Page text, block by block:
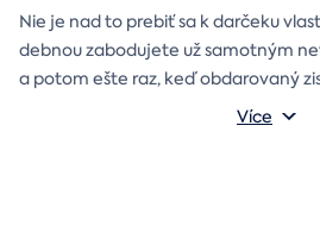
Nie je nad to prebiť sa k darčeku
debnou zabodujete už samotným
a potom ešte raz, keď obdarovaný
darčekovú
Vonkajšie rozmery: 20 × 20 × 20 cm
Více